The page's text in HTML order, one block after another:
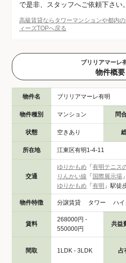
で是非、スタッフへご依頼下さい。
高級賃貸ならタワーマンションや都内
ィーズTOPへ戻る
ブリリアマーレ
物件概要
物件名 ブリリアマーレ有明
物件種別 マンション 問
状態 空きあり
所在地 江東区有明1-4-11
交通
ゆりかもめ 「 有明テニス
りんかい線 「 国際展示場
ゆりかもめ 「 有明 」駅徒
物件特徴 分譲賃貸 タワー ハ
賃料
268000円 -
550000円
共益
間取 1LDK - 3LDK 占